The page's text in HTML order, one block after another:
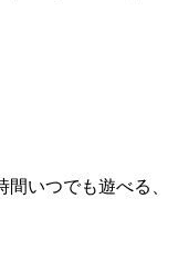
いつでも遊べる、